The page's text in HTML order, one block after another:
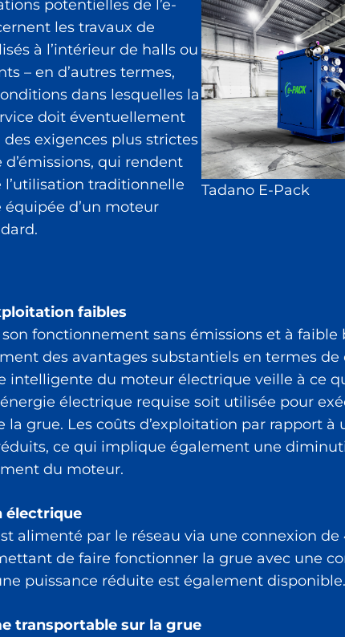
potentielles de l’e-
les travaux de
à l’intérieur de halls ou
– en d’autres termes,
dans lesquelles la
doit éventuellement
des exigences plus strictes
qui rendent
l’utilisation traditionnelle
équipée d’un moteur
Tadano E-Pack
faibles
fonctionnement sans émissions et à faible
des avantages substantiels en termes de
intelligente du moteur électrique veille à ce
électrique requise soit utilisée pour
la grue. Les coûts d’exploitation par rapport à
ce qui implique également une
du moteur.
électrique
alimenté par le réseau via une connexion de
de faire fonctionner la grue avec une
puissance réduite est également disponible.
transportable sur la grue